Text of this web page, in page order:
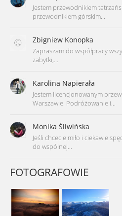
Jestem przewodnikiem
przewodnikiem górskim...
Zbigniew Konopka
Zapraszam do współpracy
zabytki,...
Karolina Napierała
Jestem licencjonowanym
Warszawie. Podróżowanie i...
Monika Śliwińska
Jeśli chcecie miło i ciekawie
do wspólnej...
FOTOGRAFOWIE